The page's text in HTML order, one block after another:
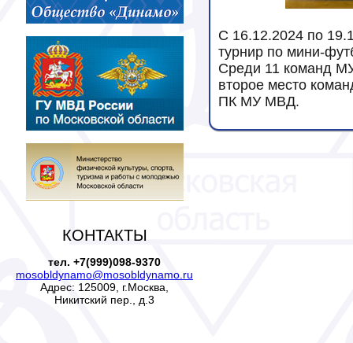
КОНТАКТЫ
тел. +7(999)098-9370
mosobldynamo@mosobldynamo.ru
Адрес: 125009, г.Москва,
Никитский пер., д.3
С 16.12.2024 по
турнир по мини-
Среди 11 команд
второе место
ПК МУ МВД.